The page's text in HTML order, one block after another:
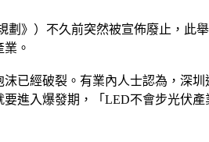
劃》）不久前突然被宣佈廢止，
。
已經破裂。有業內人士認為，深
進入爆發期，「LED不會步光伏產